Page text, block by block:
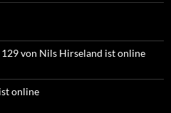
von Nils Hirseland ist online
online